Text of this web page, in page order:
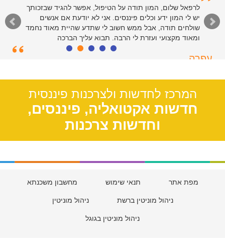
לרפאל שלום, המון תודה על הטיפול, אפשר להגיד שבזכותך
יש לי המון ידע וכלים פיננסים. אני לא יודעת אם אנשים
שולחים תודה, אבל ממש חשוב לי שתדע שהיית מאוד נחמד
ומאוד מקצועי ועזרת לי הרבה. תבוא עליך הברכה
עפרה
המרכז לחדשות ולצרכנות פיננסית
חדשות אקטואליה, פיננסים,
וחדשות צרכנות
מפת אתר תנאי שימוש מחשבון משכנתא
ניהול מוניטין ברשת ניהול מוניטין
ניהול מוניטין בגוגל